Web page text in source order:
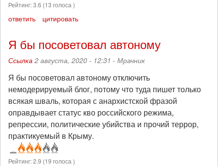
Рейтинг:3.6 (13 голоса )
ответить цитировать
Я бы посоветовал автоному
Ссылка 2 августа, 2020 - 12:31 - Мрачник
Я бы посоветовал автоному отключить
немодерируемый блог, потому что туда пишет только
всякая шваль, которая с анархистской фразой
оправдывает статус кво российского режима,
репрессии, политические убийства и прочий террор,
практикуемый в Крыму.
Рейтинг:2.9 (19 голоса )